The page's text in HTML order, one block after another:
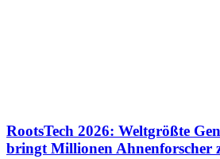
RootsTech 2026: Weltgrößte
bringt Millionen Ahnenforscher